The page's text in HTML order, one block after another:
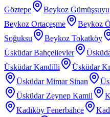
Göztepe
Beykoz Gümüşsuyu
Beykoz Ortaçeşme
Beykoz
Soğuksu
Beykoz Tokatköy
Üsküdar Bahçelievler
Üsküdar Kandilli
Üsküdar
Üsküdar Mimar Sinan
Üsküdar Zeynep Kamil
Kadıköy Fenerbahçe